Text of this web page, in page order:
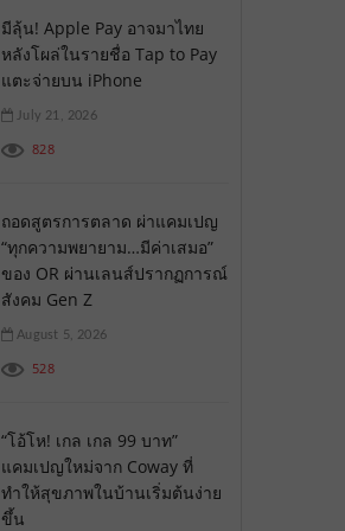
มีลุ้น! Apple Pay อาจมาไทย
หลังโผล่ในรายชื่อ Tap to Pay
แตะจ่ายบน iPhone
July 21, 2026
828
ถอดสูตรการตลาด ผ่าแคมเปญ
“ทุกความพยายาม…มีค่าเสมอ”
ของ OR ผ่านเลนส์ปรากฏการณ์
สังคม Gen Z
August 5, 2026
528
“โอ้โห! เกล เกล 99 บาท”
แคมเปญใหม่จาก Coway ที่
ทำให้สุขภาพในบ้านเริ่มต้นง่าย
ขึ้น